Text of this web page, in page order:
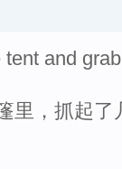
tent and
里，抓起